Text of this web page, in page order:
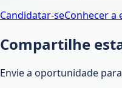
Candidatar-seConhecer a
Compartilhe
Envie a oportunidade